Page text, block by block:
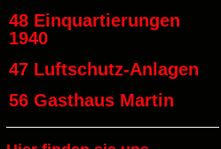
48 Einquartierungen
1940
47 Luftschutz-Anlagen
56 Gasthaus Martin